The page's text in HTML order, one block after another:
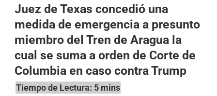
Juez de Texas concedió una
medida de emergencia a presunto
miembro del Tren de Aragua la
cual se suma a orden de Corte de
Columbia en caso contra Trump